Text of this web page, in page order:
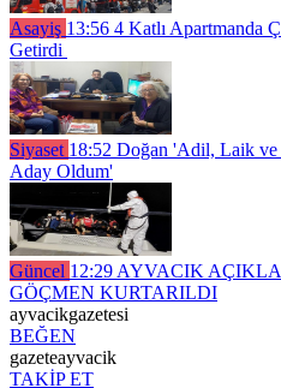
Asayiş 13:56 4 Katlı Apartmanda
Getirdi
Siyaset 18:52 Doğan 'Adil, Laik
Aday Oldum'
Güncel 12:29 AYVACIK
GÖÇMEN KURTARILDI
ayvacikgazetesi
BEĞEN
gazeteayvacik
TAKİP ET